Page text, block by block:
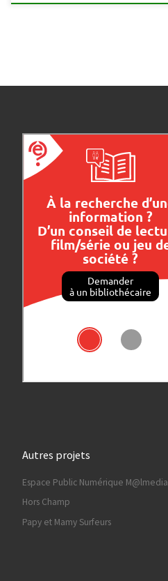
Autres projets
Espace Public Numérique M@lmedia
Hors Champ
Papy et Mamy Surfeurs